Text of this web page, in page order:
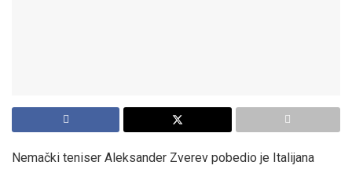
Nemački teniser Aleksander Zverev pobedio je Italijana